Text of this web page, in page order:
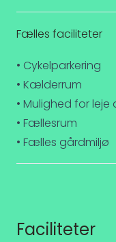
Fælles faciliteter
• Cykelparkering
• Kælderrum
• Mulighed for
• Fællesrum
• Fælles gårdmiljø
Faciliteter